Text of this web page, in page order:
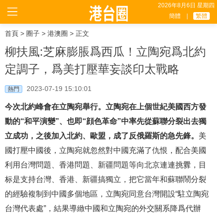
2026年8月6日 星期四
簡體
繁體
首頁 > 圈子 > 港澳圈 > 正文
柳扶風:芝麻膨脹爲西瓜！立陶宛爲北約
定調子，爲美打壓華妄談印太戰略
熱門 2023-07-19 15:10:01
今次北約峰會在立陶宛舉行。立陶宛在上個世紀美國西方發
動的“和平演變”、也即“顔色革命”中率先從蘇聯分裂出去獨
立成功，之後加入北約、歐盟，成了反俄羅斯的急先鋒。 美
國打壓中國後，立陶宛就忽然對中國充滿了仇恨，配合美國
利用台灣問題、香港問題、新疆問題等向北京連連挑釁，目
标是支持台灣、香港、新疆搞獨立，把它當年和蘇聯鬧分裂
的經驗複制到中國多個地區，立陶宛同意台灣開設“駐立陶宛
台灣代表處”，結果導緻中國和立陶宛的外交關系降爲代辦